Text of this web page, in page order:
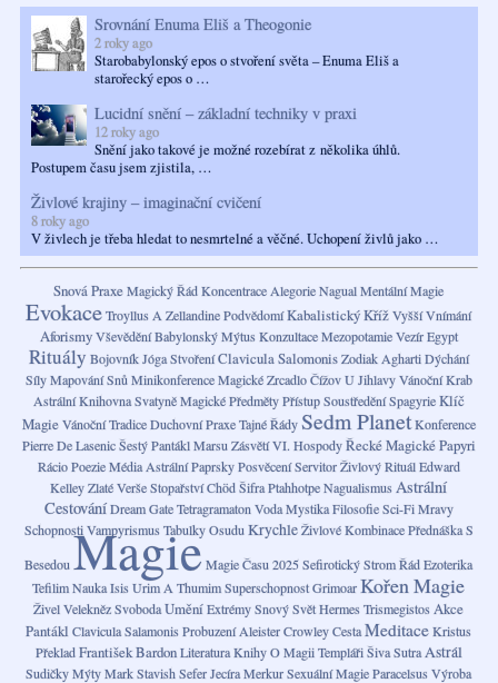
Srovnání Enuma Eliš a Theogonie
2 roky ago
Starobabylonský epos o stvoření světa – Enuma Eliš a
starořecký epos o …
Lucidní snění – základní techniky v praxi
12 roky ago
Snění jako takové je možné rozebírat z několika úhlů.
Postupem času jsem zjistila, …
Živlové krajiny – imaginační cvičení
8 roky ago
V živlech je třeba hledat to nesmrtelné a věčné. Uchopení živlů jako …
Snová Praxe Magický Řád Koncentrace Alegorie Nagual Mentální Magie
Evokace Troyllus A Zellandine PodvědomíKabalistický Kříž Vyšší Vnímání
AforismyVševěděníBabylonský MýtusKonzultaceMezopotamieVezírEgypt
Rituály BojovníkJógaStvořeníClavicula SalomonisZodiak AghartiDýchání
SílyMapování SnůMinikonferenceMagické ZrcadloČížov U JihlavyVánoční Krab
Astrální KnihovnaSvatyněMagické PředmětyPřístupSoustředěníSpagyrieKlíč
MagieVánoční TradiceDuchovní PraxeTajné ŘádySedm PlanetKonference
Pierre De LasenicŠestý Pantákl MarsuZásvětí VI. HospodyŘecké Magické Papyri
RácioPoezieMédia Astrální PaprskyPosvěceníServitorŽivlový RituálEdward
Kelley Zlaté Verše StopařstvíChöd Šifra Ptahhotpe Nagualismus Astrální
CestováníDream GateTetragramatonVodaMystikaFilosofie Sci-FiMravy
SchopnostiVampyrismusTabulky OsuduKrychleŽivlové KombinacePřednáška S
Besedou MagieMagie Času 2025 Sefirotický Strom Řád Ezoterika
Tefilim Nauka Isis Urim A Thumim Superschopnost Grimoar Kořen Magie
Živel Velekněz Svoboda Umění Extrémy Snový Svět Hermes Trismegistos Akce
Pantákl Clavicula Salamonis Probuzení Aleister Crowley Cesta Meditace Kristus
PřekladFrantišek BardonLiteraturaKnihy O MagiiTemplářiŠivaSutraAstrál
Sudičky Mýty Mark Stavish Sefer Jecíra Merkur Sexuální Magie Paracelsus Výroba